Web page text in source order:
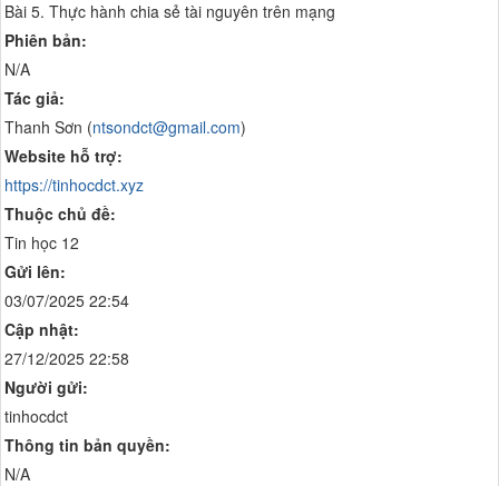
Bài 5. Thực hành chia sẻ tài nguyên trên mạng
Phiên bản:
N/A
Tác giả:
Thanh Sơn (ntsondct@gmail.com)
Website hỗ trợ:
https://tinhocdct.xyz
Thuộc chủ đề:
Tin học 12
Gửi lên:
03/07/2025 22:54
Cập nhật:
27/12/2025 22:58
Người gửi:
tinhocdct
Thông tin bản quyền:
N/A